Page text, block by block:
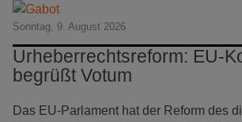
Sonntag, 9. August 2026
Urheberrechtsreform: EU-
begrüßt Votum
Das EU-Parlament hat der Reform des